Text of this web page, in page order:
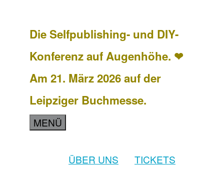
Die Selfpublishing- und DIY-
Konferenz auf Augenhöhe. ❤
Am 21. März 2026 auf der
Leipziger Buchmesse.
MENÜ
ÜBER UNS
TICKETS